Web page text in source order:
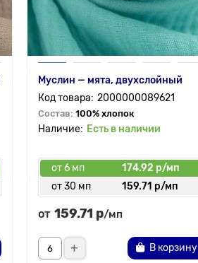
Муслин — мята, двухслойный
2000000089621
Состав: 100% хлопок
Есть в наличии
от 6 мп
174.92 р/мп
от 30 мп
159.71 р/мп
от 159.71 р/мп
В корзину